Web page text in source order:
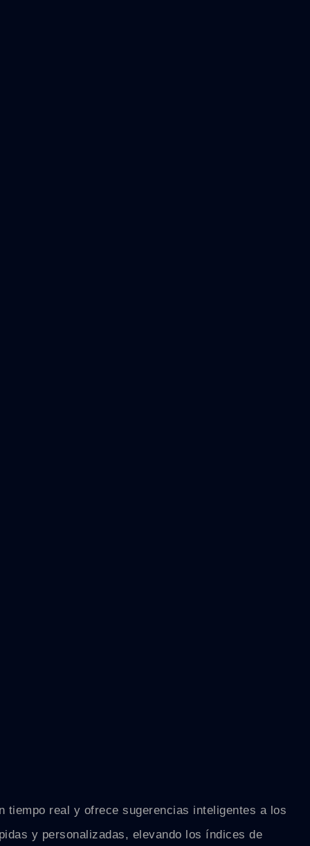
tiempo real y ofrece sugerencias inteligentes a los
y personalizadas, elevando los índices de